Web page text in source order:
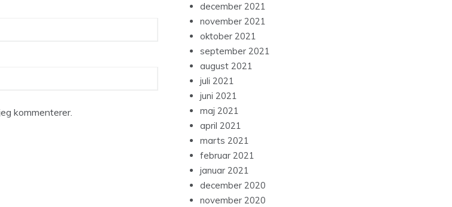
kommenterer.
december 2021
november 2021
oktober 2021
september 2021
august 2021
juli 2021
juni 2021
maj 2021
april 2021
marts 2021
februar 2021
januar 2021
december 2020
november 2020